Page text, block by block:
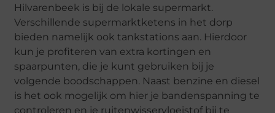
Hilvarenbeek is bij de lokale supermarkt.
Verschillende supermarktketens in het dorp
bieden namelijk ook tankstations aan. Hierdoor
kun je profiteren van extra kortingen en
spaarpunten, die je kunt gebruiken bij je
volgende boodschappen. Naast benzine en diesel
is het ook mogelijk om hier je bandenspanning te
controleren en je ruitenwisservloeistof bij te